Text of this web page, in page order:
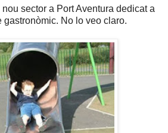
sector a Port Aventura dedicat a
gastronòmic. No lo veo claro.